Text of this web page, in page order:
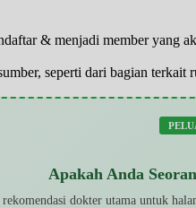
& menjadi member yang
seperti dari bagian
Apakah Anda
dokter utama untuk